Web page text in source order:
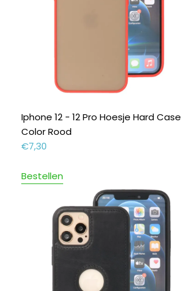
Iphone 12 - 12 Pro Hoesje Hard Case
Color Rood
€7,30
Bestellen